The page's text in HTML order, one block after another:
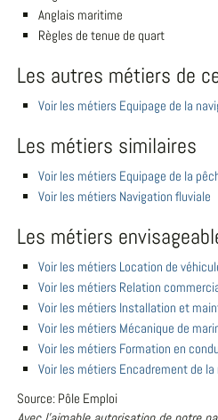
Anglais maritime
Règles de tenue de quart
Les autres métiers de
Voir les métiers Equipage de la
Les métiers similaires
Voir les métiers Equipage de la
Voir les métiers Navigation fluviale
Les métiers
Voir les métiers Location de
Voir les métiers Relation
Voir les métiers Installation et
Voir les métiers Mécanique de
Voir les métiers Formation en
Voir les métiers Encadrement de
Source: Pôle Emploi